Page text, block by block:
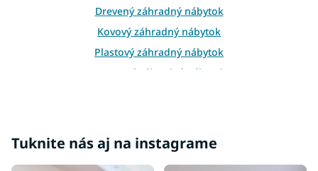
ý
i
s
Drevený záhradný nábytok
Kovový záhradný nábytok
Plastový záhradný nábytok
Ratanový záhradný nábytok
Tuknite nás aj na instagrame